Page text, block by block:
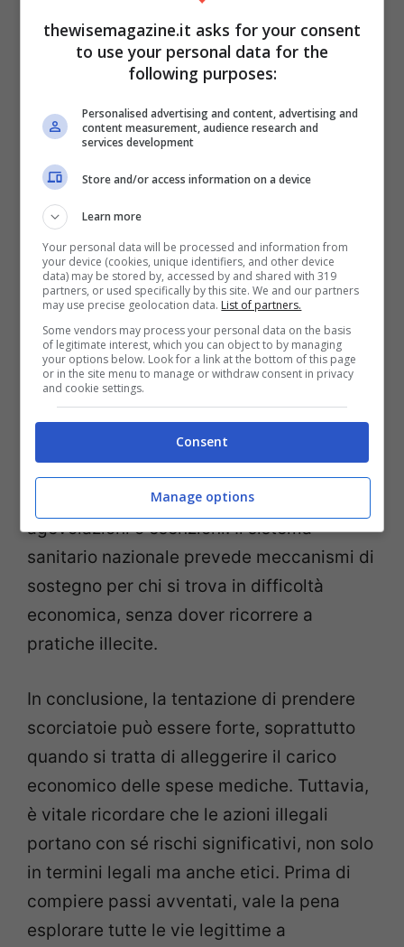
più.
tanto? La risposta è semplice: a volte, la
disperazione o la semplice mancanza di
informazione può spingere le persone a
compiere scelte avventate. Tuttavia, è
fondamentale essere consapevoli delle
conseguenze. Non solo si rischia di
aggravare la propria situazione finanziaria,
ma si mina anche il principio di equità che
regola l’accesso alle cure nel nostro
sistema sanitario.
Ecco perché è essenziale
legalmente disponibili per ottenere
agevolazioni o esenzioni. Il sistema
sanitario nazionale prevede meccanismi di
sostegno per chi si trova in difficoltà
economica, senza dover ricorrere a
pratiche illecite.
In conclusione, la tentazione di prendere
scorciatoie può essere forte, soprattutto
quando si tratta di alleggerire il carico
economico delle spese mediche. Tuttavia,
è vitale ricordare che le azioni illegali
portano con sé rischi significativi, non solo
in termini legali ma anche etici. Prima di
compiere passi avventati, vale la pena
esplorare tutte le vie legittime a
thewisemagazine.it asks for your consent
to use your personal data for the
following purposes:
Personalised advertising and content, advertising and
content measurement, audience research and
services development
Store and/or access information on a device
Learn more
Your personal data will be processed and information from
your device (cookies, unique identifiers, and other device
data) may be stored by, accessed by and shared with 319
partners, or used specifically by this site. We and our partners
may use precise geolocation data. List of partners.
Some vendors may process your personal data on the basis
of legitimate interest, which you can object to by managing
your options below. Look for a link at the bottom of this page
or in the site menu to manage or withdraw consent in privacy
and cookie settings.
Consent
Manage options